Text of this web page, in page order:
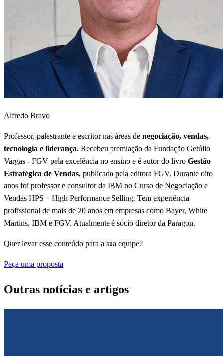
Alfredo Bravo
Professor, palestrante e escritor nas áreas de negociação, vendas,
tecnologia e liderança. Recebeu premiação da Fundação Getúlio
Vargas - FGV pela excelência no ensino e é autor do livro Gestão
Estratégica de Vendas, publicado pela editora FGV. Durante oito
anos foi professor e consultor da IBM no Curso de Negociação e
Vendas HPS – High Performance Selling. Tem experiência
profissional de mais de 20 anos em empresas como Bayer, White
Martins, IBM e FGV. Atualmente é sócio diretor da Paragon.
Quer levar esse conteúdo para a sua equipe?
Peça uma proposta
Outras notícias e artigos